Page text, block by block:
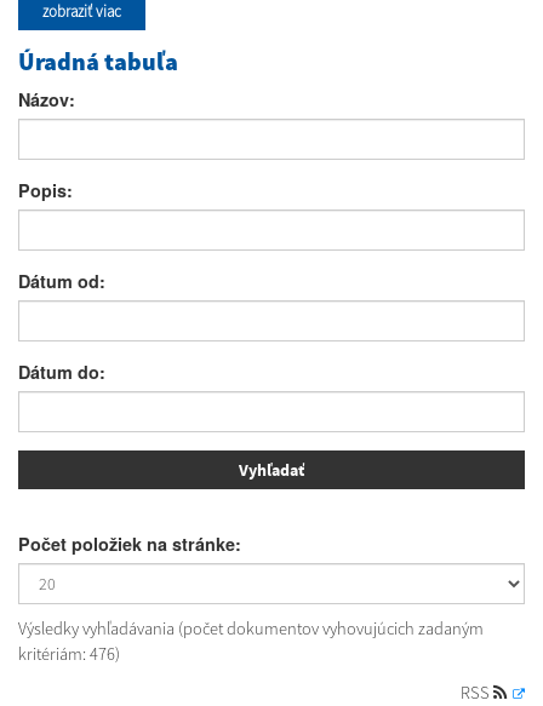
zobraziť viac
Úradná tabuľa
Názov:
Popis:
Dátum od:
Dátum do:
Počet položiek na stránke:
Výsledky vyhľadávania (počet dokumentov vyhovujúcich zadaným
kritériám: 476)
RSS